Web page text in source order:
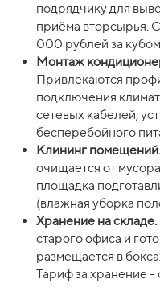
подрядчику для
приёма вторсырья.
000 рублей за
Монтаж
Привлекаются
подключения
сетевых кабелей,
бесперебойного
Клининг помещений.
очищается от
площадка
(влажная уборка
Хранение на складе.
старого офиса и
размещается в
Тариф за хранение -